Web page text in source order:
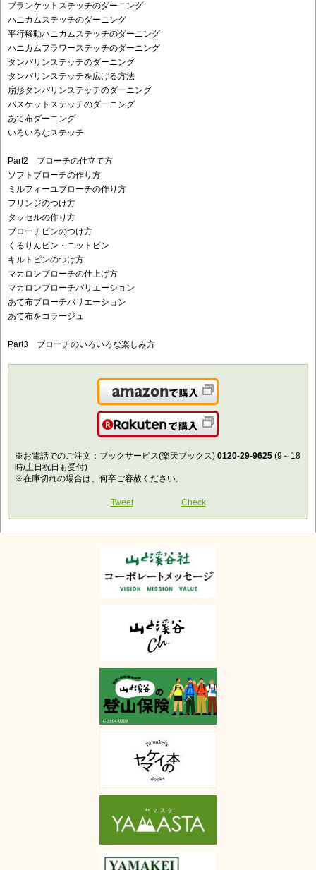
ブランケットステッチのダーニング
ハニカムステッチのダーニング
平行移動ハニカムステッチのダーニング
ハニカムフラワーステッチのダーニング
タンバリンステッチのダーニング
タンバリンステッチを広げる方法
扇形タンバリンステッチのダーニング
バスケットステッチのダーニング
あて布ダーニング
いろいろなステッチ
Part2 ブローチの仕立て方
ソフトブローチの作り方
ミルフィーユブローチの作り方
フリンジのつけ方
タッセルの作り方
ブローチピンのつけ方
くるりんピン・ニットピン
キルトピンのつけ方
マカロンブローチの仕上げ方
マカロンブローチバリエーション
あて布ブローチバリエーション
あて布をコラージュ
Part3 ブローチのいろいろな楽しみ方
Amazonで購入
楽天で購入
※お電話でのご注文：ブックサービス(楽天ブックス) 0120-29-9625 (9～18
時/土日祝日も受付)
※在庫切れの場合は、何卒ご容赦ください。
Tweet Check